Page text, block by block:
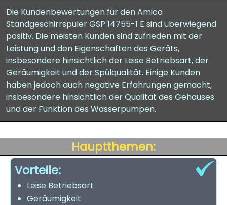
Die Kundenbewertungen für den Amica
Standgeschirrspüler GSP 14755-1 E sind überwiegend
positiv. Die meisten Kunden sind zufrieden mit der
Leistung und den Eigenschaften des Geräts,
insbesondere hinsichtlich der Leise Betriebsart, der
Geräumigkeit und der Spülqualität. Einige Kunden
haben jedoch auch negative Erfahrungen gemacht,
insbesondere hinsichtlich der Qualität des Gehäuses
und der Funktion des Wasserpumpen.
Hauptthemen:
Vorteile:
Leise Betriebsart
Geräumigkeit